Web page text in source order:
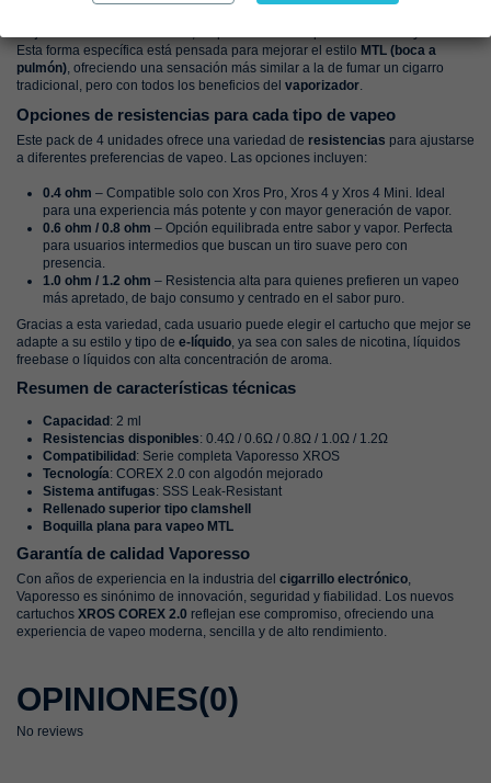
Esta forma específica está pensada para mejorar el estilo MTL (boca a
pulmón), ofreciendo una sensación más similar a la de fumar un cigarro
tradicional, pero con todos los beneficios del vaporizador.
Opciones de resistencias para cada tipo de vapeo
Este pack de 4 unidades ofrece una variedad de resistencias para ajustarse
a diferentes preferencias de vapeo. Las opciones incluyen:
0.4 ohm – Compatible solo con Xros Pro, Xros 4 y Xros 4 Mini. Ideal
para una experiencia más potente y con mayor generación de vapor.
0.6 ohm / 0.8 ohm – Opción equilibrada entre sabor y vapor. Perfecta
para usuarios intermedios que buscan un tiro suave pero con
presencia.
1.0 ohm / 1.2 ohm – Resistencia alta para quienes prefieren un vapeo
más apretado, de bajo consumo y centrado en el sabor puro.
Gracias a esta variedad, cada usuario puede elegir el cartucho que mejor se
adapte a su estilo y tipo de e-líquido , ya sea con sales de nicotina, líquidos
freebase o líquidos con alta concentración de aroma.
Resumen de características técnicas
Capacidad : 2 ml
Resistencias disponibles: 0.4Ω / 0.6Ω / 0.8Ω / 1.0Ω / 1.2Ω
Compatibilidad : Serie completa Vaporesso XROS
Tecnología: COREX 2.0 con algodón mejorado
Sistema antifugas: SSS Leak-Resistant
Rellenado superior tipo clamshell
Boquilla plana para vapeo MTL
Garantía de calidad Vaporesso
Con años de experiencia en la industria del cigarrillo electrónico
Vaporesso es sinónimo de innovación, seguridad y fiabilidad. Los nuevos
cartuchos XROS COREX 2.0 reflejan ese compromiso, ofreciendo una
experiencia de vapeo moderna, sencilla y de alto rendimiento.
OPINIONES(0)
No reviews